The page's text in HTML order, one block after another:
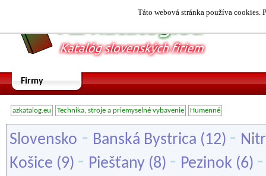
Táto webová stránka používa cookies.
Firmy
azkatalog.eu Technika, stroje a priemyselné vybavenie Humenné
Slovensko - Banská Bystrica (12) -
Košice (9) - Piešťany (8) - Pezinok (6)